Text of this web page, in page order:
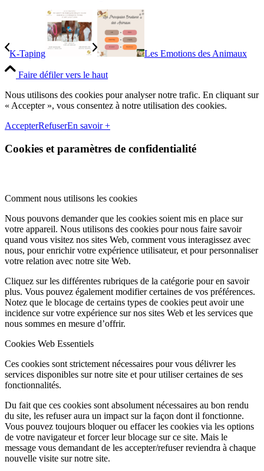
K-Taping Les Emotions des Animaux
Faire défiler vers le haut
Nous utilisons des cookies pour analyser notre trafic. En cliquant sur
« Accepter », vous consentez à notre utilisation des cookies.
AccepterRefuserEn savoir +
Cookies et paramètres de confidentialité
Comment nous utilisons les cookies
Nous pouvons demander que les cookies soient mis en place sur
votre appareil. Nous utilisons des cookies pour nous faire savoir
quand vous visitez nos sites Web, comment vous interagissez avec
nous, pour enrichir votre expérience utilisateur, et pour personnaliser
votre relation avec notre site Web.
Cliquez sur les différentes rubriques de la catégorie pour en savoir
plus. Vous pouvez également modifier certaines de vos préférences.
Notez que le blocage de certains types de cookies peut avoir une
incidence sur votre expérience sur nos sites Web et les services que
nous sommes en mesure d’offrir.
Cookies Web Essentiels
Ces cookies sont strictement nécessaires pour vous délivrer les
services disponibles sur notre site et pour utiliser certaines de ses
fonctionnalités.
Du fait que ces cookies sont absolument nécessaires au bon rendu
du site, les refuser aura un impact sur la façon dont il fonctionne.
Vous pouvez toujours bloquer ou effacer les cookies via les options
de votre navigateur et forcer leur blocage sur ce site. Mais le
message vous demandant de les accepter/refuser reviendra à chaque
nouvelle visite sur notre site.